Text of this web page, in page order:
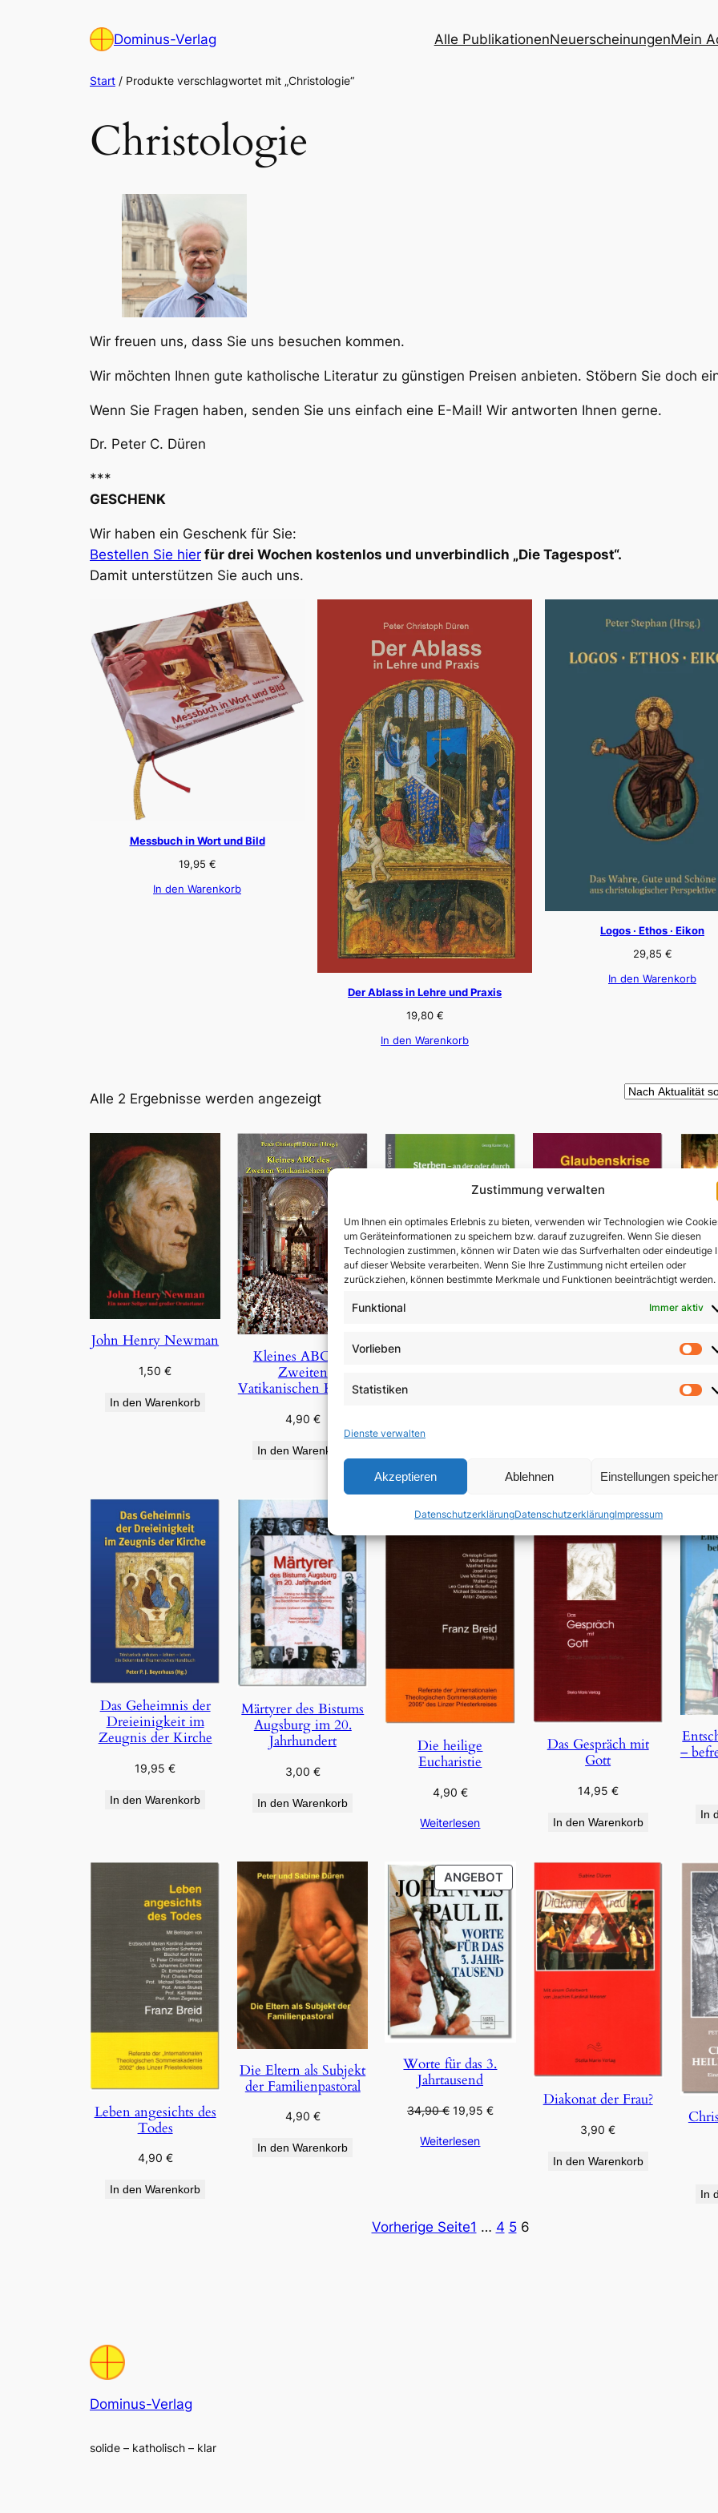
Zustimmung verwalten
Um Ihnen ein optimales Erlebnis zu bieten, verwenden wir Technologien wie
um Geräteinformationen zu speichern bzw. darauf zuzugreifen. Wenn Sie diesen
Technologien zustimmen, können wir Daten wie das Surfverhalten oder eindeutige
auf dieser Website verarbeiten. Wenn Sie Ihre Zustimmung nicht erteilen oder
zurückziehen, können bestimmte Merkmale und Funktionen beeinträchtigt werden.
Funktional Immer aktiv
Vorlieben
Statistiken
Dienste verwalten
Akzeptieren Ablehnen Einstellungen
DatenschutzerklärungDatenschutzerklärungImpressum
Dominus-Verlag Alle PublikationenNeuerscheinungenMein
Start / Produkte verschlagwortet mit „Christologie“
Christologie
Wir freuen uns, dass Sie uns besuchen kommen.
Wir möchten Ihnen gute katholische Literatur zu günstigen Preisen anbieten. Stöbern Sie doch
Wenn Sie Fragen haben, senden Sie uns einfach eine E-Mail! Wir antworten Ihnen gerne.
Dr. Peter C. Düren
***
GESCHENK
Wir haben ein Geschenk für Sie:
Bestellen Sie hier für drei Wochen kostenlos und unverbindlich „Die Tagespost“.
Damit unterstützen Sie auch uns.
Messbuch in Wort und Bild
19,95 €
In den Warenkorb
Der Ablass in Lehre und Praxis
19,80 €
In den Warenkorb
Logos · Ethos · Eikon
29,85 €
In den Warenkorb
Alle 2 Ergebnisse werden angezeigtNach
sortiert
John Henry Newman
1,50€
In den Warenkorb
Kleines ABC des
Zweiten
Vatikanischen Konzils
4,90 €
In den Warenkorb
durch die Hand des
In den Warenkorb
In
Das Geheimnis der
Dreieinigkeit im
Zeugnis der Kirche
19,95€
In den Warenkorb
Märtyrer des Bistums
Augsburg im 20.
Jahrhundert
3,00 €
In den Warenkorb
Die heilige
Eucharistie
4,90 €
Weiterlesen
Das Gespräch mit
Gott
14,95 €
In den Warenkorb
–
In
Leben angesichts des
Todes
4,90 €
In den Warenkorb
Die Eltern als Subjekt
der Familienpastoral
4,90 €
In den Warenkorb
ANGEBOTPRODUKT
IM
ANGEBOT
Worte für das 3.
Jahrtausend
34,90€ Ursprünglicher
war:
19,95 €Aktueller
Weiterlesen
Diakonat der Frau?
3,90€
In den Warenkorb
In
Vorherige Seite1 … 4 5 6
Dominus-Verlag
solide – katholisch – klar